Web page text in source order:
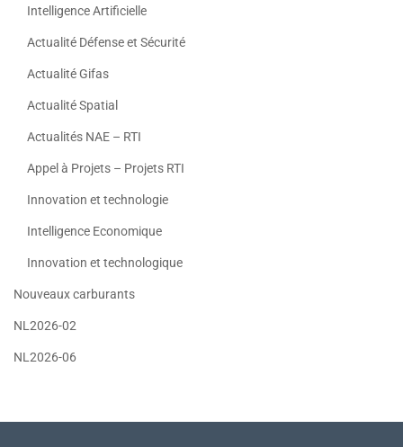
Intelligence Artificielle
Actualité Défense et Sécurité
Actualité Gifas
Actualité Spatial
Actualités NAE – RTI
Appel à Projets – Projets RTI
Innovation et technologie
Intelligence Economique
Innovation et technologique
Nouveaux carburants
NL2026-02
NL2026-06